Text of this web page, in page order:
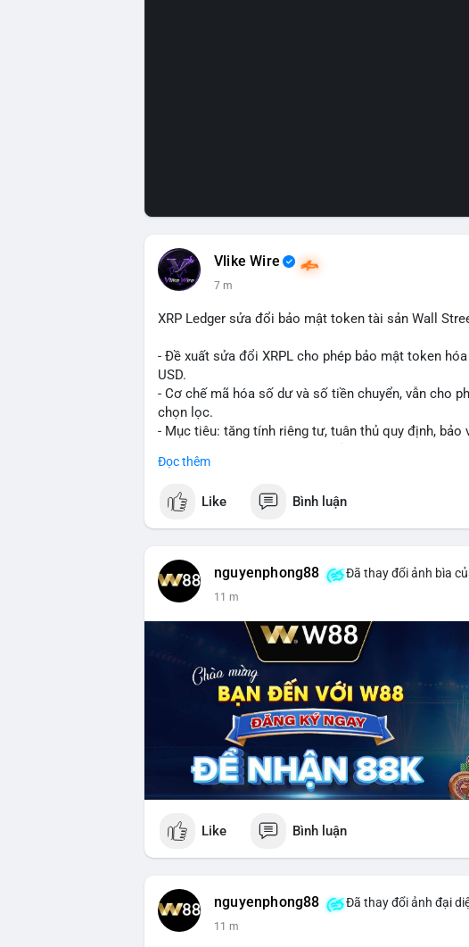
Vlike Wire
7 m
XRP Ledger sửa đổi bảo mật token tài sản Wall
- Đề xuất sửa đổi XRPL cho phép bảo mật token
USD.
- Cơ chế mã hóa số dư và số tiền chuyển, vẫn cho
chọn lọc.
- Mục tiêu: tăng tính riêng tư, tuân thủ quy định, bảo
$xrp
#vlikevn
📰 Nguồn: CoinDesk
Đọc thêm
Like Bình luận
nguyenphong88 Đã thay đổi ảnh bìa
11 m
Like Bình luận
nguyenphong88 Đã thay đổi ảnh đại
11 m